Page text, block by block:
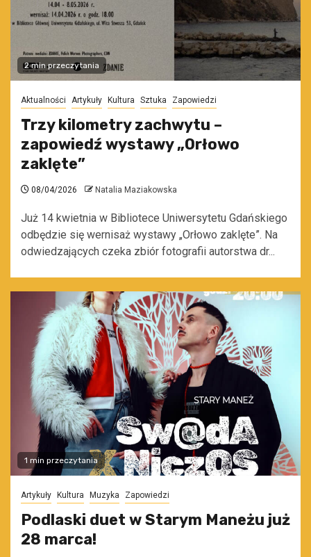
2 min przeczytania
Aktualności Artykuły Kultura Sztuka Zapowiedzi
Trzy kilometry zachwytu –
zapowiedź wystawy „Orłowo
zaklęte”
08/04/2026 Natalia Maziakowska
Już 14 kwietnia w Bibliotece Uniwersytetu Gdańskiego
odbędzie się wernisaż wystawy „Orłowo zaklęte”. Na
odwiedzających czeka zbiór fotografii autorstwa dr...
1 min przeczytania
Artykuły Kultura Muzyka Zapowiedzi
Podlaski duet w Starym Maneżu już
28 marca!